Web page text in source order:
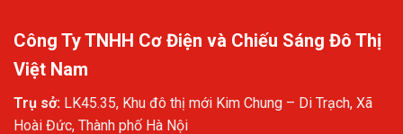
Công Ty TNHH Cơ Điện và Chiếu Sáng Đô Thị
Việt Nam
Trụ sở: LK45.35, Khu đô thị mới Kim Chung – Di Trạch, Xã
Hoài Đức, Thành phố Hà Nội